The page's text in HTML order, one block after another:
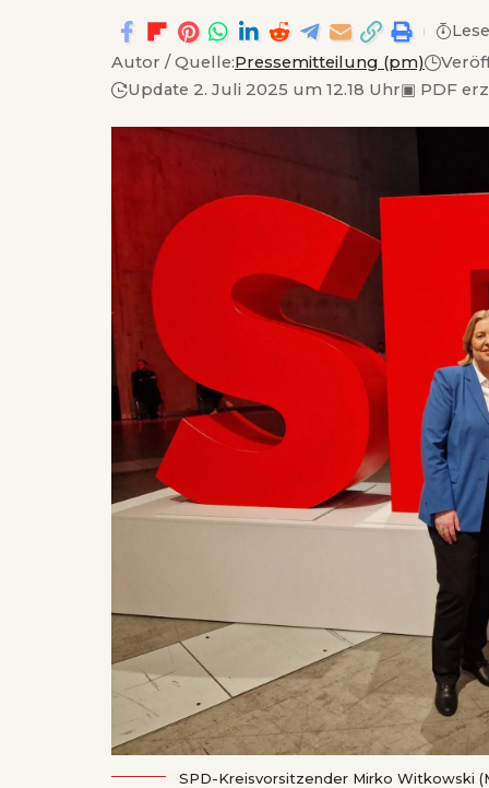
Autor / Quelle:Pressemitteilung (pm)
Update 2. Juli 2025 um 12.18 Uhr▣ PDF
SPD-Kreisvorsitzender Mirko Witkowski